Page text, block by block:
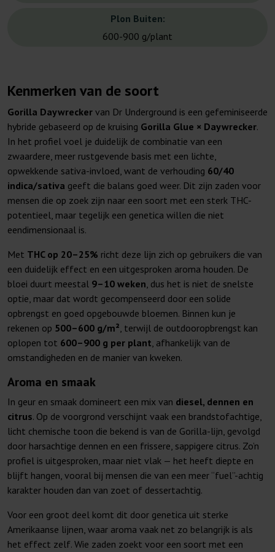
Plon Buiten:
600-900 g/plant
Kenmerken van de soort
Gorilla Daywrecker van Dr Underground is een gefeminiseerde
hybride gebaseerd op de kruising Gorilla Glue × Daywrecker.
In het profiel voel je duidelijk de combinatie van een
zwaardere, meer rustgevende basis met een lichte,
opwekkende sativa-invloed, want de verhouding 60/40
indica/sativa geeft die balans goed weer. Dit zijn zaden voor
mensen die op zoek zijn naar een soort met een sterk THC-
potentieel, maar tegelijk een genetica willen die niet
eendimensionaal is.
Met THC op 20–25% richt deze lijn zich op gebruikers die van
een duidelijk effect en een uitgesproken aroma houden. De
bloei duurt meestal 9–10 weken, dus het is niet de snelste
optie, maar dat wordt gecompenseerd door een solide
opbrengst en goed opgebouwde bloemen. Binnen kun je
rekenen op 500–600 g/m², terwijl de outdooropbrengst kan
oplopen tot 600–900 g per plant, afhankelijk van de
omstandigheden en de manier van kweken.
Aroma en smaak
In geur en smaak domineert een mix van diesel, dennen en
citrus. Op de voorgrond verschijnt vaak een brandstofachtige,
licht chemische toon die bekend is van de Gorilla-lijn, gevolgd
door harsachtige dennen en een frissere, sappigere citrus. Zo’n
profiel is uitgesproken, maar niet vlak — het heeft diepte en
blijft hangen, vooral bij mensen die van een meer “fuel”-achtig
karakter houden dan van zoet of dessertachtig.
Voor een groot deel komt dit door genetica uit sterke
Amerikaanse lijnen, waar aroma vaak net zo belangrijk is als
het effect zelf. Wie zaden zoekt voor een soort met een